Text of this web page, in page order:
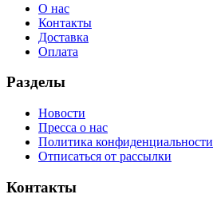
О нас
Контакты
Доставка
Оплата
Разделы
Новости
Пресса о нас
Политика конфиденциальности
Отписаться от рассылки
Контакты